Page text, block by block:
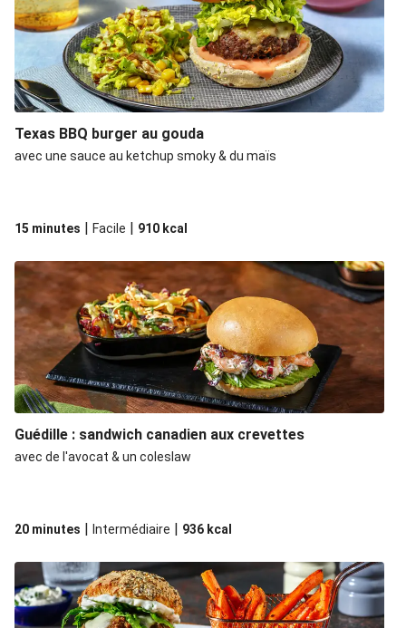
Texas BBQ burger au gouda
avec une sauce au ketchup smoky & du maïs
15 minutes | Facile | 910 kcal
Guédille : sandwich canadien aux crevettes
avec de l'avocat & un coleslaw
20 minutes | Intermédiaire | 936 kcal